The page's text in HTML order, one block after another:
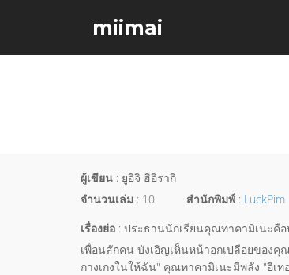
miimai
ผู้เขียน : ยูอิจิ ฮิอิรากิ
จำนวนเล่ม : 10 สำนักพิมพ์ : LuckPim
เรื่องย่อ : ประธานนักเรียนคุณทาคามิเนะคื
เพื่อนสักคน บังเอิญเห็นหน้าอกเปลือยของคุ
กางเกงในให้ฉัน" คุณทาคามิเนะมีพลัง "อีเ